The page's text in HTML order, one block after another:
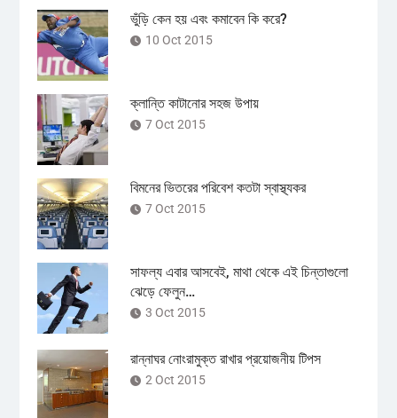
ভুঁড়ি কেন হয় এবং কমাবেন কি করে?
10 Oct 2015
ক্লান্তি কাটানোর সহজ উপায়
7 Oct 2015
বিমনের ভিতরের পরিবেশ কতটা স্বাস্থ্যকর
7 Oct 2015
সাফল্য এবার আসবেই, মাথা থেকে এই চিন্তাগুলো
ঝেড়ে ফেলুন…
3 Oct 2015
রান্নাঘর নোংরামুক্ত রাখার প্রয়োজনীয় টিপস
2 Oct 2015